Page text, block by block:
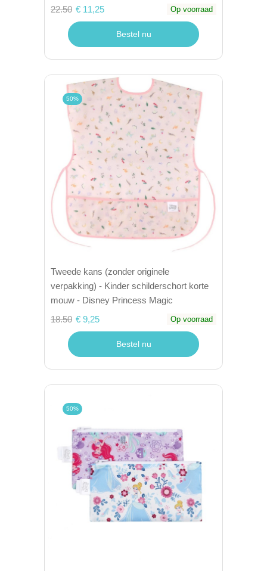
22.50 € 11,25 Op voorraad
Bestel nu
50%
Tweede kans (zonder originele
verpakking) - Kinder schilderschort korte
mouw - Disney Princess Magic
18.50 € 9,25 Op voorraad
Bestel nu
50%